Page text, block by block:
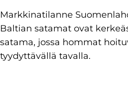
Markkinatilanne
Baltian satamat ovat
satama, jossa hommat
tyydyttävällä tavalla.